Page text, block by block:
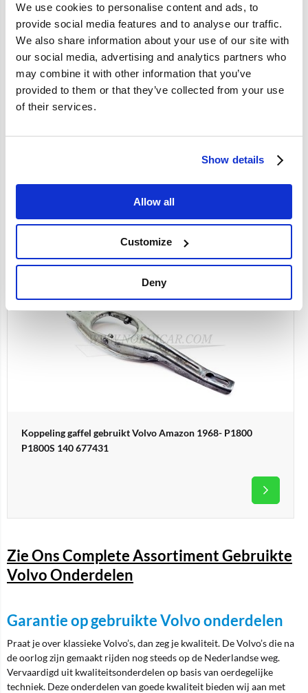
We use cookies to personalise content and ads, to
provide social media features and to analyse our traffic.
We also share information about your use of our site with
our social media, advertising and analytics partners who
may combine it with other information that you’ve
provided to them or that they’ve collected from your use
of their services.
Show details
Allow all
Customize
Deny
Veer raamslinger/deurhendel gebruikt Volvo 544 210
Koppeling gaffel gebruikt Volvo Amazon 1968- P1800
P1800S 140 677431
Zie Ons Complete Assortiment Gebruikte
Volvo Onderdelen
Garantie op gebruikte Volvo onderdelen
Praat je over klassieke Volvo’s, dan zeg je kwaliteit. De Volvo’s die na
de oorlog zijn gemaakt rijden nog steeds op de Nederlandse weg.
Vervaardigd uit kwaliteitsonderdelen op basis van oerdegelijke
techniek. Deze onderdelen van goede kwaliteit bieden wij aan met